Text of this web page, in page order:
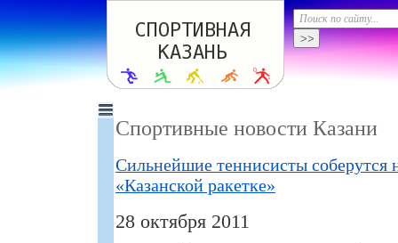
Спортивные новости Казани
Сильнейшие теннисисты соберутся
«Казанской ракетке»
28 октября 2011